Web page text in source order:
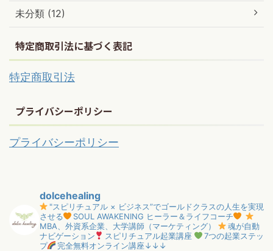
未分類 (12)
特定商取引法に基づく表記
特定商取引法
プライバシーポリシー
プライバシーポリシー
dolcehealing
"スピリチュアル × ビジネス”でゴールドクラスの人生を実現
させる
SOUL AWAKENING ヒーラー＆ライフコーチ
MBA、外資系企業、大学講師（マーケティング）
魂が自動
ナビゲーション
スピリチュアル起業講座
7つの起業ステッ
プ
完全無料オンライン講座↓↓↓